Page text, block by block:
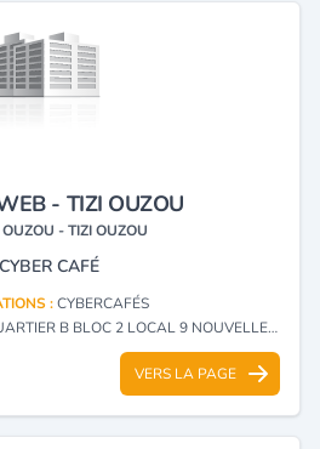
- TIZI OUZOU
OUZOU - TIZI OUZOU
CYBER CAFÉ
:CYBERCAFÉS
BLOC 2 LOCAL 9 NOUVELLE VILLE TIZI OUZOU - TIZI OUZOU
VERS LA PAGE